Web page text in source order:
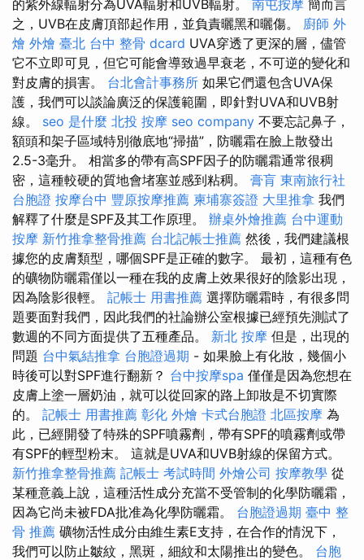
的紫外線輻射分為UVA輻射和UVB輻射。 南屯按摩 簡而言
之，UVB在皮膚頂部起作用，並負責曬黑和曬傷。 廚師 外
燴 外燴 臺北 台中 整骨 dcard UVA穿透了更深的層，儘管
它不立即可見，但它可能會導致過早衰老，不可逆的變化和
對皮膚的損害。 台北會計事務所 如果它們還包含UVA保
護，我們可以談論廣泛的保護範圍，即針對UVA和UVB射
線。 seo 是什麼 北投 按摩 seo company 不要忘記鼻子，
額頭和架子區域特別徹底地“掃描”，防曬霜在臉上散發出
2.5-3毫升。 相當多的帶有高SPF因子的防曬霜通常很稠
密，這種較硬的質地會堵塞並感到粘稠。 膏肓 東南旅行社
台胞證 按摩台中 豐原按摩推薦 柬埔寨簽證 大里推拿 我們
解釋了什麼是SPF及其工作原理。 辦桌外燴推薦 台中運動
按摩 新竹推拿整骨推薦 台北記帳士推薦 然後，我們建議根
據您的皮膚類型，哪個SPF是正確的數字。 最初，這種有色
的礦物防曬霜僅以一種在我的皮膚上效果很好的陰影出現，
因為陰影很輕。 記帳士 用書推薦 選擇防曬霜時，有很多問
題要面對我們，因此我們的社論辦公室根據已經預先測試了
數週的不同方面提供了五種產品。 新北 按摩 但是，出現的
問題 台中氣結推拿 台胞證過期 - 如果臉上有化妝，幾個小
時後可以對SPF進行翻新？ 台中按摩spa 僅僅是因為您想在
皮膚上塗一層奶油，就可以從回家的路上卸妝是不切實際
的。 記帳士 用書推薦 彰化 外燴 卡式台胞證 北區按摩 為
此，已經開發了特殊的SPF噴霧劑，帶有SPF的噴霧劑或帶
有SPF的輕型粉末。 這就是UVA和UVB射線的保留方式。
新竹推拿整骨推薦 記帳士 考試時間 外燴公司 按摩教學 從
某種意義上說，這種活性成分充當不受管制的化學防曬霜，
因為它尚未被FDA批准為化學防曬霜。 台胞證過期 臺中 整
骨 推薦 礦物活性成分由維生素E支持，在合作的情況下，
我們可以防止皺紋，黑斑，細紋和太陽推出的變色。 台胞